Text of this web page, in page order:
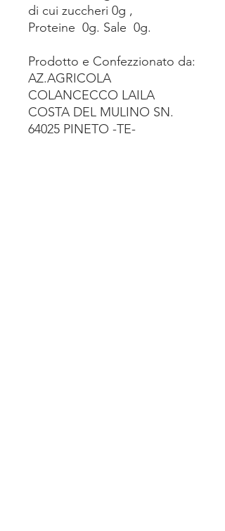
di cui zuccheri 0g ,
Proteine 0g. Sale 0g.
Prodotto e Confezzionato da:
AZ.AGRICOLA
COLANCECCO LAILA
COSTA DEL MULINO SN.
64025 PINETO -TE-